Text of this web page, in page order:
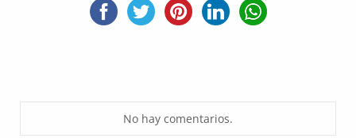
No hay comentarios.